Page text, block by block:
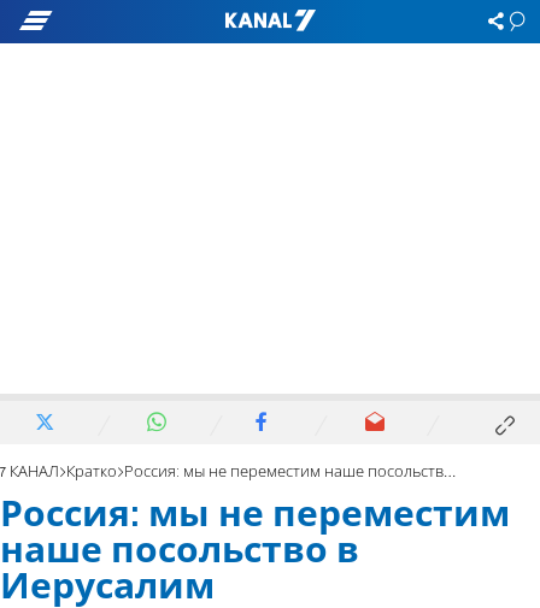
7 КАНАЛ Кратко Россия: мы не переместим наше посольство в Иерусалим
Россия: мы не переместим
наше посольство в
Иерусалим